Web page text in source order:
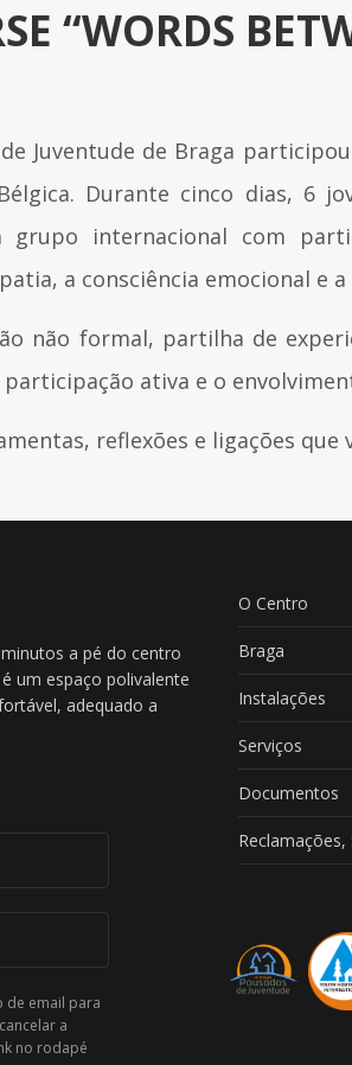
“WORDS
Juventude de Braga
Durante cinco dias, 6
grupo internacional com
a consciência emocional e
não formal, partilha de
ativa e o
reflexões e ligações
a pé do centro
um espaço polivalente
adequado a
de email para
a
no rodapé
O Centro
Braga
Instalações
Serviços
Documentos